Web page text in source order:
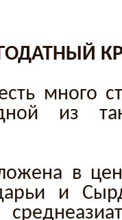
много
из
в
и